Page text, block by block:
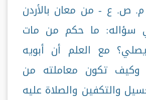
م. ص. ع - من معان بالأردن
سؤاله: ما حكم من مات
مع العلم أن أبويه
وكيف تكون معاملته من
والتكفين والصلاة عليه